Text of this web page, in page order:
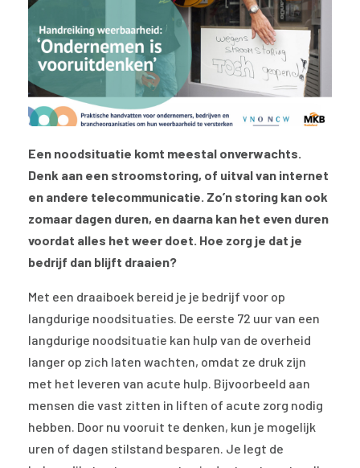
Een noodsituatie komt meestal onverwachts.
Denk aan een stroomstoring, of uitval van internet
en andere telecommunicatie. Zo’n storing kan ook
zomaar dagen duren, en daarna kan het even duren
voordat alles het weer doet. Hoe zorg je dat je
bedrijf dan blijft draaien?
Met een draaiboek bereid je je bedrijf voor op
langdurige noodsituaties. De eerste 72 uur van een
langdurige noodsituatie kan hulp van de overheid
langer op zich laten wachten, omdat ze druk zijn
met het leveren van acute hulp. Bijvoorbeeld aan
mensen die vast zitten in liften of acute zorg nodig
hebben. Door nu vooruit te denken, kun je mogelijk
uren of dagen stilstand besparen. Je legt de